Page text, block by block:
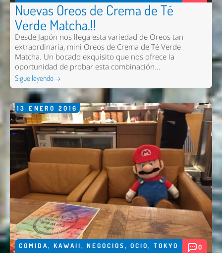
Nuevas Oreos de Crema de Té
Verde Matcha.!!
Desde Japón nos llega esta variedad de Oreos tan
extraordinaria, mini Oreos de Crema de Té Verde
Matcha. Un bocado exquisito que nos ofrece la
oportunidad de probar esta combinación...
Sigue leyendo →
13 ENERO 2016
COMIDA, KAWAII, NEGOCIOS, OCIO, TOKYO 0